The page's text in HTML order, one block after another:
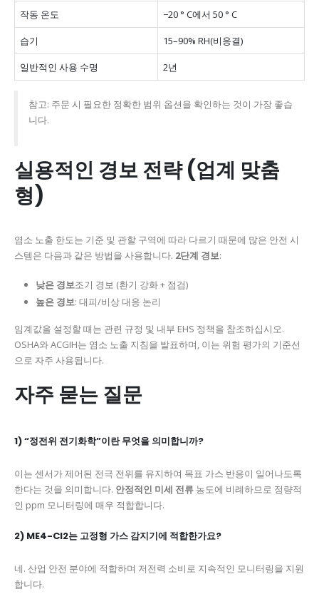
작동 온도 −20 ° C에서 50 ° C
습기 15–90% RH(비응결)
일반적인 사용 수명 2년
참고: 주문 시 필요한 정확한 범위 옵션을 확인하는 것이 가장 좋습
니다.
실용적인 경보 전략 (업계 맞춤
형)
염소 노출 한도는 기준 및 관할 구역에 따라 다르기 때문에 많은 안전 시
스템은 다음과 같은 방법을 사용합니다. 2단계 경보:
낮은 경보조기 경보 (환기 강화 + 점검)
높은 경보: 대피/비상 대응 논리
임계값을 설정할 때는 관련 규정 및 내부 EHS 정책을 참조하십시오.
OSHA와 ACGIH는 염소 노출 지침을 발표하며, 이는 위험 평가의 기준선
으로 자주 사용됩니다.
자주 묻는 질문
1) “정전위 전기화학”이란 무엇을 의미합니까?
이는 센서가 제어된 전극 전위를 유지하여 목표 가스 반응이 일어나도록
한다는 것을 의미합니다. 안정적인 미세 전류 농도에 비례하므로 정량적
인 ppm 모니터링에 매우 적합합니다.
2) ME4-Cl2는 고정형 가스 감지기에 적합한가요?
네. 산업 안전 분야에 적합하며 저전력 소비로 지속적인 모니터링을 지원
합니다.